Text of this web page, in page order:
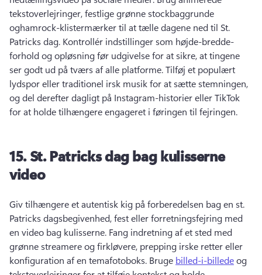
tekstoverlejringer, festlige grønne stockbaggrunde
Patricks dag. Kontrollér indstillinger som højde-bredde-
forhold og opløsning før udgivelse for at sikre, at tingene
ser godt ud på tværs af alle platforme. Tilføj et populært
lydspor eller traditionel irsk musik for at sætte stemningen,
og del derefter dagligt på Instagram-historier eller TikTok
for at holde tilhængere engageret i føringen til fejringen.
15.St.Patricks dag bag kulisserne
video
Patricks dagsbegivenhed, fest eller forretningsfejring med
en video bag kulisserne. Fang indretning af et sted med
grønne streamere og firkløvere, prepping irske retter eller
konfiguration af en temafotoboks. Bruge billed-i-billede og